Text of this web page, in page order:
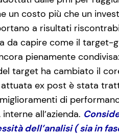
un costo più che un
a risultati
da capire come il target-
pienamente
target ha cambiato il
ex post è stata
di
all’azienda.
dell’analisi ( sia in